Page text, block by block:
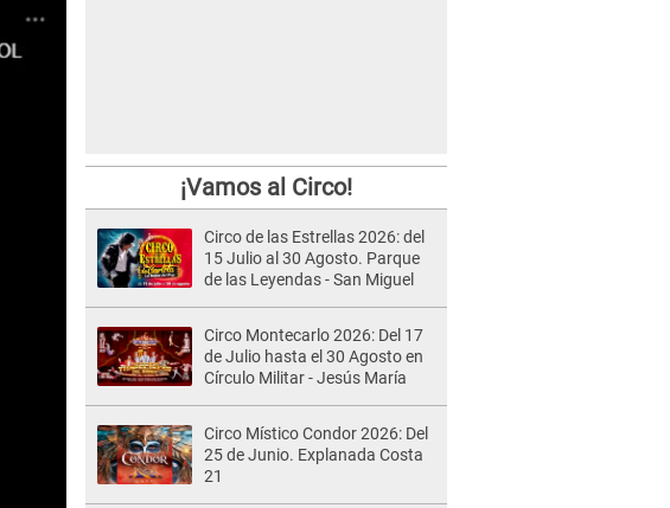
¡Vamos al Circo!
Circo de las Estrellas 2026: del
15 Julio al 30 Agosto. Parque
de las Leyendas - San Miguel
Circo Montecarlo 2026: Del 17
de Julio hasta el 30 Agosto en
Círculo Militar - Jesús María
Circo Místico Condor 2026: Del
25 de Junio. Explanada Costa
21